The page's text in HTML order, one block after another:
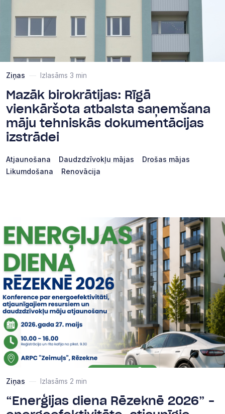
Ziņas Izlasāms 3 min
Mazāk birokrātijas: Rīgā
vienkāršota atbalsta saņemšana
māju tehniskās dokumentācijas
izstrādei
Atjaunošana Daudzdzīvokļu mājas
Drošas mājas
Likumdošana
Renovācija
Ziņas Izlasāms 2 min
“Enerģijas diena Rēzeknē 2026” –